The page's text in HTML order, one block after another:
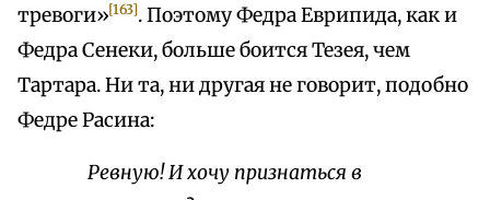
тревоги»[163]. Поэтому Федра Еврипида, как и
Федра Сенеки, больше боится Тезея, чем
Тартара. Ни та, ни другая не говорит, подобно
Федре Расина:
Ревную! И хочу признаться в